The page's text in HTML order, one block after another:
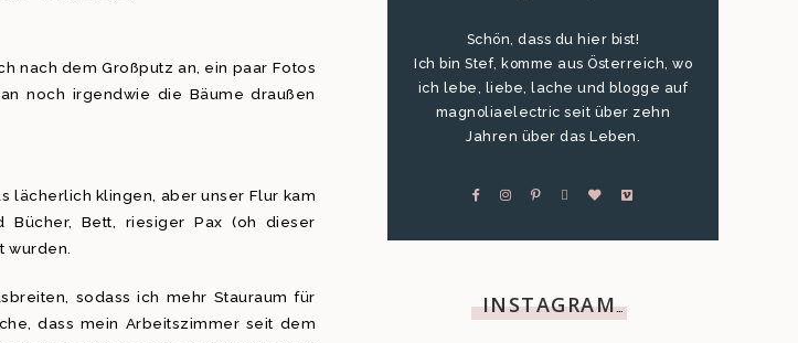
nach dem Großputz an, ein paar Fotos
noch irgendwie die Bäume draußen
lächerlich klingen, aber unser Flur kam
Bett, riesiger Pax (oh dieser
wurden.
sodass ich mehr Stauraum für
dass mein Arbeitszimmer seit dem
Schön, dass du hier bist!
Ich bin Stef, komme aus Österreich, wo
ich lebe, liebe, lache und blogge auf
magnoliaelectric seit über zehn
Jahren über das Leben.
INSTAGRAM…